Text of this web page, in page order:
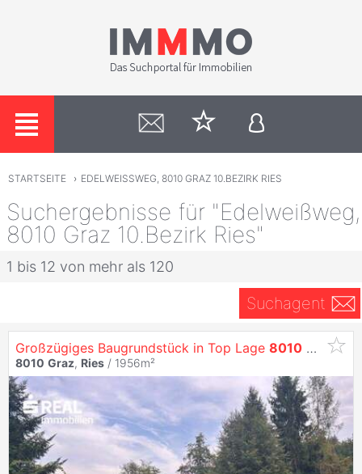
STARTSEITE › EDELWEISSWEG, 8010 GRAZ 10.BEZIRK RIES
Suchergebnisse für "Edelweißweg,
8010 Graz 10.Bezirk Ries"
1 bis 12 von mehr als 120
Suchagent
Großzügiges Baugrundstück in Top Lage 8010 Graz-
8010 Graz, Ries / 1956m²